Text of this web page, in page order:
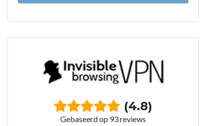
(4.8)
Gebaseerd op 93 reviews